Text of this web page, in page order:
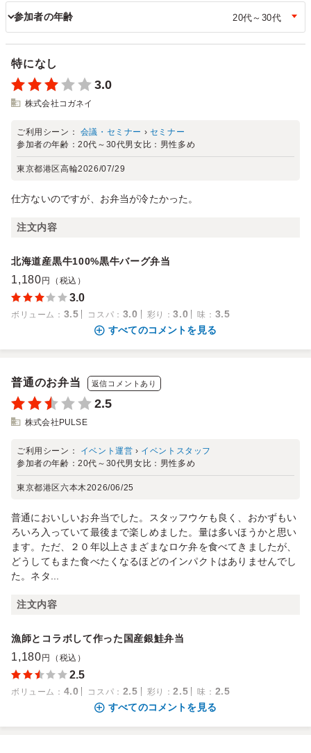
参加者の年齢
特になし
3.0
株式会社コガネイ
ご利用シーン： 会議・セミナー › セミナー
参加者の年齢：20代～30代男女比： 男性多め
東京都港区高輪2026/07/29
仕方ないのですが、お弁当が冷たかった。
注文内容
北海道産黒牛100%黒牛バーグ弁当
1,180 円（税込）
3.0
ボリューム ： 3.5 コスパ ： 3.0 彩り ：3.0 味 ： 3.5
すべてのコメントを見る
普通のお弁当 返信コメントあり
2.5
株式会社PULSE
ご利用シーン： イベント運営 › イベントスタッフ
参加者の年齢：20代～30代男女比： 男性多め
東京都港区六本木2026/06/25
普通においしいお弁当でした。スタッフウケも良く、おかずもい
ろいろ入っていて最後まで楽しめました。量は多いほうかと思い
ます。ただ、２０年以上さまざまなロケ弁を食べてきましたが、
どうしてもまた食べたくなるほどのインパクトはありませんでし
た。ネタ...
注文内容
漁師とコラボして作った国産銀鮭弁当
1,180 円（税込）
2.5
ボリューム ： 4.0 コスパ ： 2.5 彩り ：2.5 味 ： 2.5
すべてのコメントを見る